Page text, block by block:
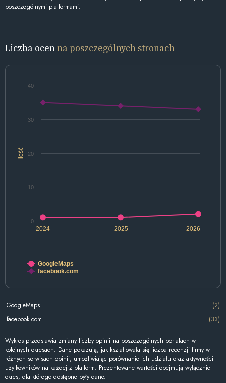
poszczególnymi platformami.
Liczba ocenna poszczególnych stronach
Ilość
2024 2025 2026
0
10
20
30
40
GoogleMaps
facebook.com
GoogleMaps
(2)
facebook.com
(33)
Wykres przedstawia zmiany liczby opinii na poszczególnych portalach w
kolejnych okresach. Dane pokazują, jak kształtowała się liczba recenzji firmy w
różnych serwisach opinii, umożliwiając porównanie ich udziału oraz aktywności
użytkowników na każdej z platform. Prezentowane wartości obejmują wyłącznie
okres, dla którego dostępne były dane.